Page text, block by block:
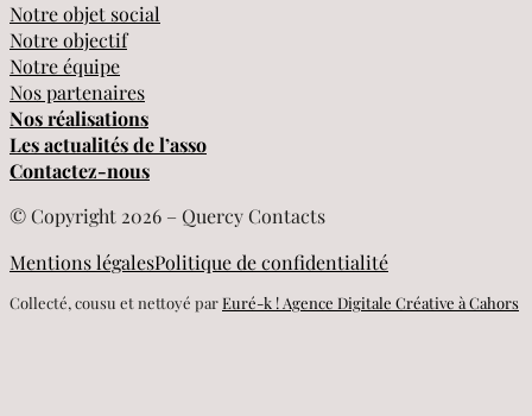
Notre objet social
Notre objectif
Notre équipe
Nos partenaires
Nos réalisations
Les actualités de l’asso
Contactez-nous
© Copyright 2026 – Quercy Contacts
Mentions légalesPolitique de confidentialité
Collecté, cousu et nettoyé par Euré-k ! Agence Digitale Créative à Cahors